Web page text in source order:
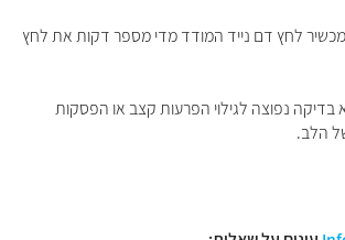
לחץ דם נייד המודד מדי מספר דקות את לחץ
בדיקה נפוצה לגילוי הפרעות קצב או הפסקות
הלב.